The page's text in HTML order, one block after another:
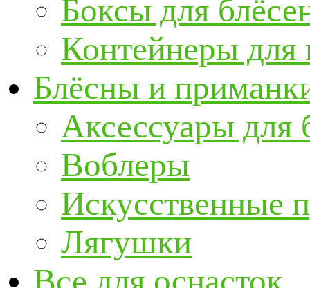
Боксы для
Контейнеры для
Блёсны и
Аксессуары для
Воблеры
Искусственные
Лягушки